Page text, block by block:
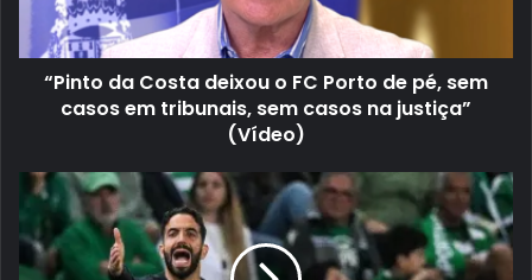
“Pinto da Costa deixou o FC Porto de pé, sem
casos em tribunais, sem casos na justiça”
(Vídeo)